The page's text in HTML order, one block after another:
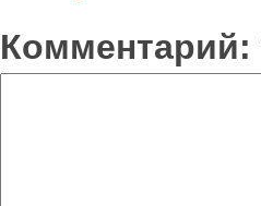
Комментарий: